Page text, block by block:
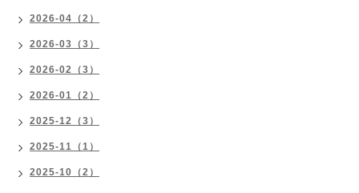
2026-04（2）
2026-03（3）
2026-02（3）
2026-01（2）
2025-12（3）
2025-11（1）
2025-10（2）